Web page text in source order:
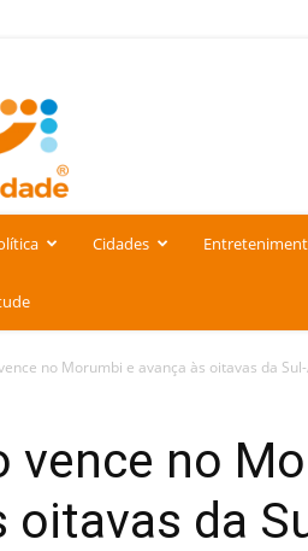
Cidades
no Morumbi e avança às oitavas da
vence no
oitavas da